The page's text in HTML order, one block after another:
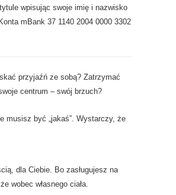
wpisując swoje imię i nazwisko
mBank 37 1140 2004 0000 3302
przyjaźń ze sobą? Zatrzymać
centrum – swój brzuch?
musisz być „jakaś”. Wystarczy, że
dla Ciebie. Bo zasługujesz na
wobec własnego ciała.